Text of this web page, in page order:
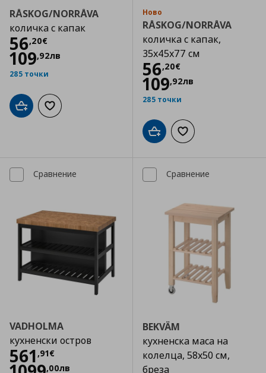
RÅSKOG/NORRÅVA
количка с капак
56,20€
Цена
109,92лв
285 точки
Добави в кошницата
Добави към списъка с любими
Ново
RÅSKOG/NORRÅVA
количка с капак,
35x45x77 см
56,20€
Цена
109,92лв
285 точки
Добави в кошницата
Добави към
Сравнение
VADHOLMA
кухненски остров
561 ,91€
Цена
,00лв
Сравнение
BEKVÄM
кухненска маса на
колелца, 58x50 см,
бреза